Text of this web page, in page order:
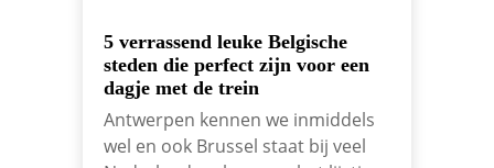
5 verrassend leuke Belgische
steden die perfect zijn voor een
dagje met de trein
Antwerpen kennen we inmiddels
wel en ook Brussel staat bij veel